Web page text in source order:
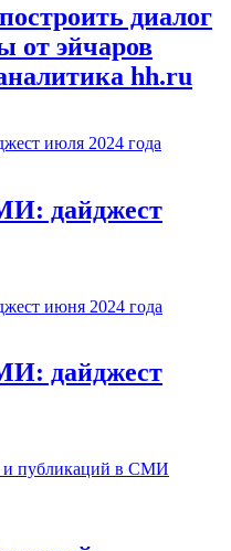
диалог
от эйчаров
hh.ru
дайджест
дайджест